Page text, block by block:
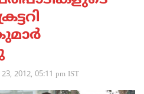
2012, 05:11 pm IST